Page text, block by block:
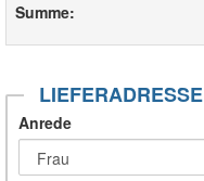
Summe:
LIEFERADRESSE
Anrede